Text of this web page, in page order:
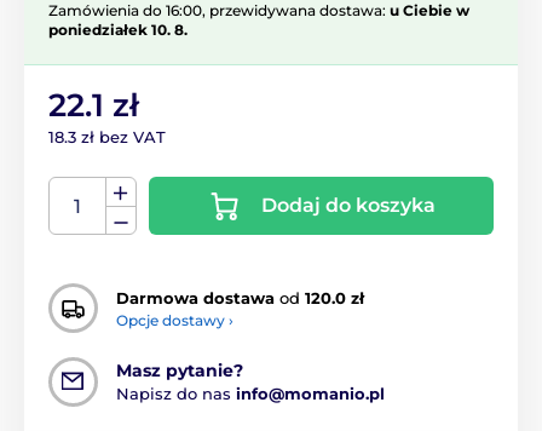
Zamówienia do 16:00, przewidywana dostawa: u Ciebie w
poniedziałek 10. 8.
22.1 zł
18.3 zł bez VAT
Dodaj do koszyka
Darmowa dostawa od 120.0 zł
Opcje dostawy ›
Masz pytanie?
Napisz do nas info@momanio.pl